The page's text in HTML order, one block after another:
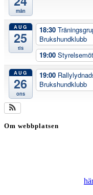
mån
AUG
25
tis
18:30
Brukshundklubb
19:00
AUG
26
ons
19:00
Brukshundklubb
Om webbplatsen
här